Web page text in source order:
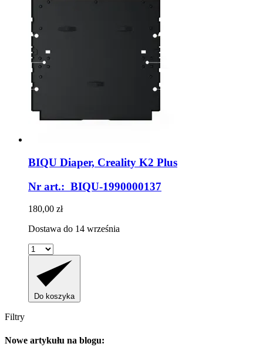
BIQU Diaper, Creality K2 Plus
Nr art.: BIQU-1990000137
180,00 zł
Dostawa do 14 września
Do koszyka
Filtry
Nowe artykułu na blogu: